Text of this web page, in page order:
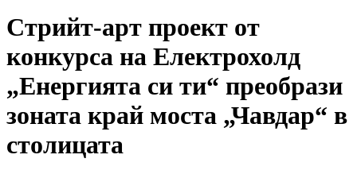
Стрийт-арт проект от
конкурса на Електрохолд
„Енергията си ти“ преобрази
зоната край моста „Чавдар“ в
столицата